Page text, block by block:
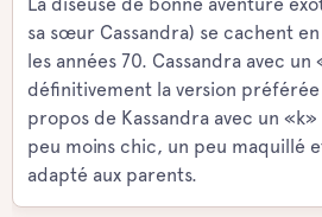
sa sœur Cassandra) se cachent
les années 70. Cassandra avec
définitivement la version
propos de Kassandra avec un
peu moins chic, un peu maquillé
adapté aux parents.